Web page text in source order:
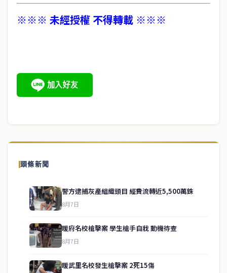
※※※ 未經授權 不得轉載 ※※※
頭條新聞
警方逮捕灰產組織頭目 經費流轉近5,500萬銖
8月7日
暖府名校槍擊案 學生槍手自戕 動機待查
8月7日
暖武里名校發生槍擊案 2死15傷